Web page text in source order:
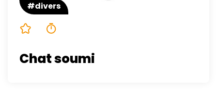
#divers
Chat soumi